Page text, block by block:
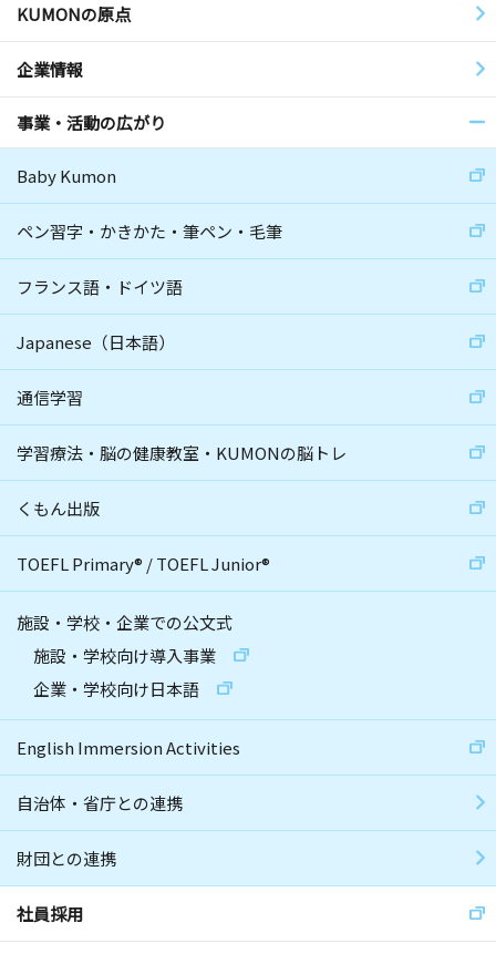
KUMONの原点
企業情報
事業・活動の広がり
Baby Kumon
ペン習字・かきかた・筆ペン・毛筆
フランス語・ドイツ語
Japanese（日本語）
通信学習
学習療法・脳の健康教室・KUMONの脳トレ
くもん出版
TOEFL Primary® /TOEFL Junior®
施設・学校・企業での公文式
施設・学校向け導入事業
企業・学校向け日本語
English Immersion Activities
自治体・省庁との連携
財団との連携
社員採用